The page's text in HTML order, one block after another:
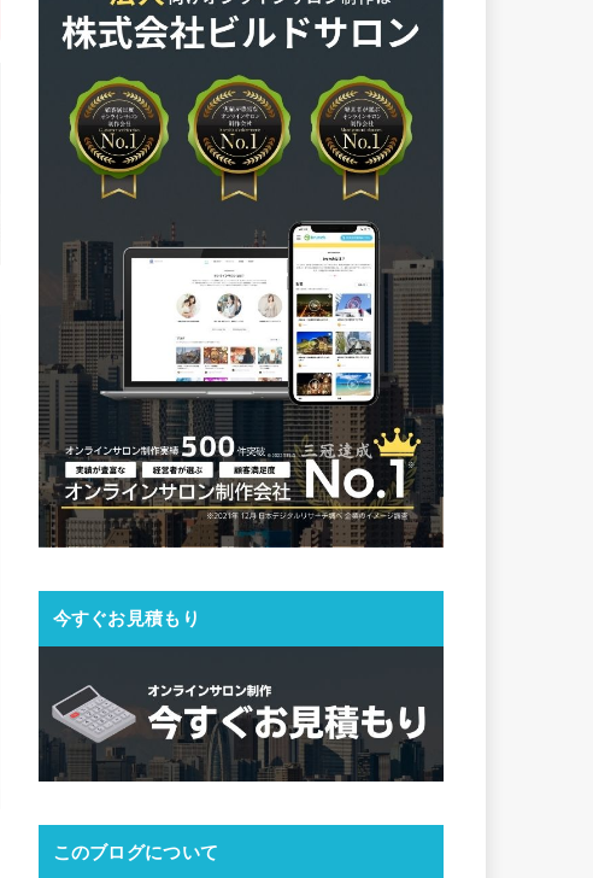
今すぐお見積もり
このブログについて